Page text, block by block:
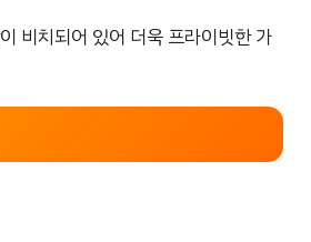
비치되어 있어 더욱 프라이빗한 가